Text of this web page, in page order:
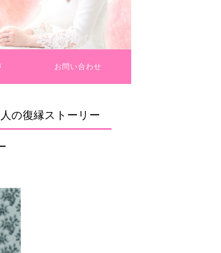
お問い合わせ
の復縁ストーリー